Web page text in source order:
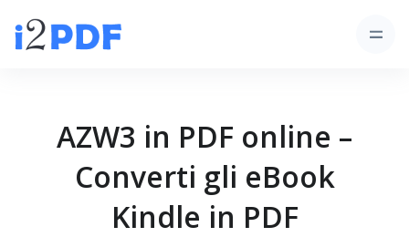
AZW3 in PDF online –
Converti gli eBook
Kindle in PDF